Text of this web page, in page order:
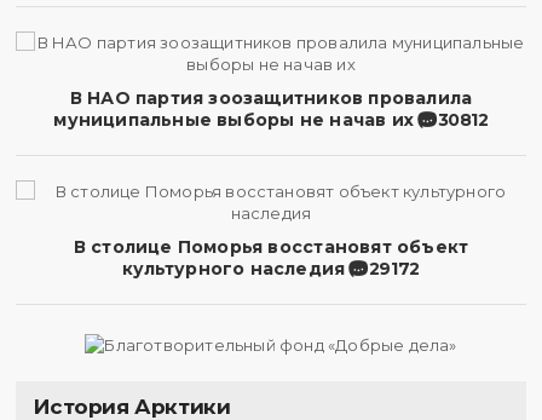
В НАО партия зоозащитников провалила
муниципальные выборы не начав их
30812
В столице Поморья восстановят объект
культурного наследия
29172
История Арктики